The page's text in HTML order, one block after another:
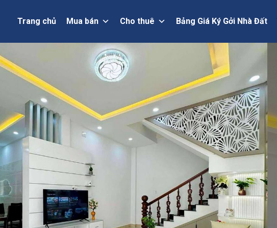
Trang chủ Mua bán Cho thuê Bảng Giá Ký Gởi Nhà Đất